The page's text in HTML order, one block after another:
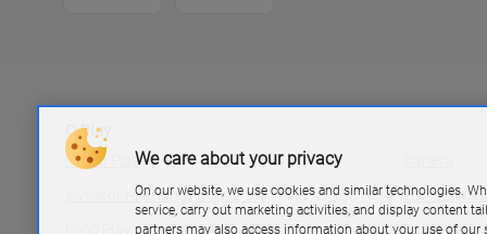
O Play
Grupa Play
Investor relations P4 sp. z.o.o
Biuro
Blog Play
We care about your privacy
On our website, we use cookies and similar technologies.
service, carry out marketing activities, and display content
partners may also access information about your use of